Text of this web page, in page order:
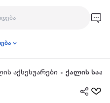
აქსესუარები ქალის